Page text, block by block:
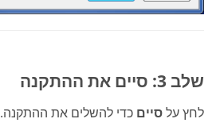
שלב 3: סיים את ההתקנה
לחץ עלסיים כדי להשלים את ההתקנה.